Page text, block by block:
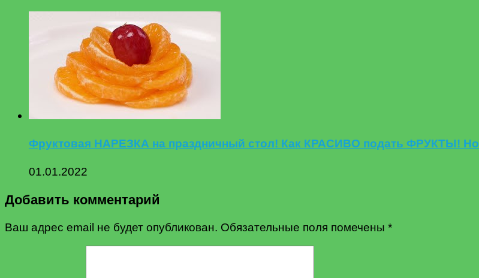
Фруктовая НАРЕЗКА на праздничный стол! Как КРАСИВО подать ФРУКТЫ!
01.01.2022
Добавить комментарий
Ваш адрес email не будет опубликован. Обязательные поля помечены *